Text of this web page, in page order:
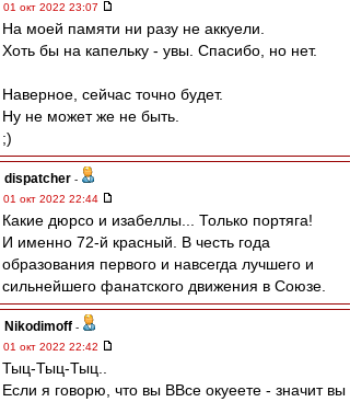
01 окт 2022 23:07
На моей памяти ни разу не аккуели.
Хоть бы на капельку - увы. Спасибо, но нет.
Наверное, сейчас точно будет.
Ну не может же не быть.
;)
dispatcher -
01 окт 2022 22:44
Какие дюрсо и изабеллы... Только портяга!
И именно 72-й красный. В честь года
образования первого и навсегда лучшего и
сильнейшего фанатского движения в Союзе.
Nikodimoff -
01 окт 2022 22:42
Тыц-Тыц-Тыц..
Если я говорю, что вы ВВсе окуеете - значит вы